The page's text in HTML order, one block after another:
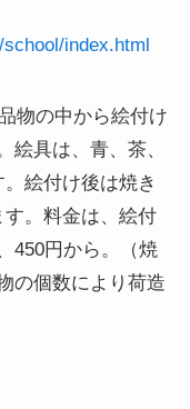
index.html
物の中から絵付け
絵具は、青、茶、
絵付け後は焼き
。料金は、絵付
450円から。（焼
の個数により荷造